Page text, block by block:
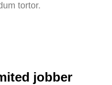
tortor.
jobber